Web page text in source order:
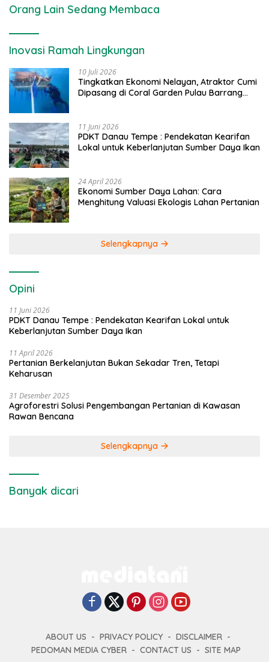
Orang Lain Sedang Membaca
Inovasi Ramah Lingkungan
10 Juli 2026
Tingkatkan Ekonomi Nelayan, Atraktor Cumi
Dipasang di Coral Garden Pulau Barrang
11 Juni 2026
PDKT Danau Tempe : Pendekatan Kearifan
Lokal untuk Keberlanjutan Sumber Daya Ikan
24 April 2026
Ekonomi Sumber Daya Lahan: Cara
Menghitung Valuasi Ekologis Lahan Pertanian
Selengkapnya
Opini
11 Juni 2026
PDKT Danau Tempe : Pendekatan Kearifan Lokal untuk
Keberlanjutan Sumber Daya Ikan
11 April 2026
Pertanian Berkelanjutan Bukan Sekadar Tren, Tetapi
Keharusan
31 Desember 2025
Agroforestri Solusi Pengembangan Pertanian di Kawasan
Rawan Bencana
Selengkapnya
Banyak dicari
ABOUT US PRIVACY POLICY
DISCLAIMER
PEDOMAN MEDIA CYBER
CONTACT US
SITE MAP